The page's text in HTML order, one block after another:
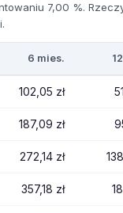
7,00 %.
6 mies.
102,05 zł
187,09 zł
272,14 zł
357,18 zł